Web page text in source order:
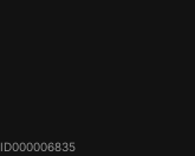
ID000006835